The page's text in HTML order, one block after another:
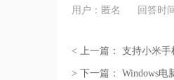
用户：匿名 回答时
< 上一篇： 支持小米手
> 下一篇： Windows电